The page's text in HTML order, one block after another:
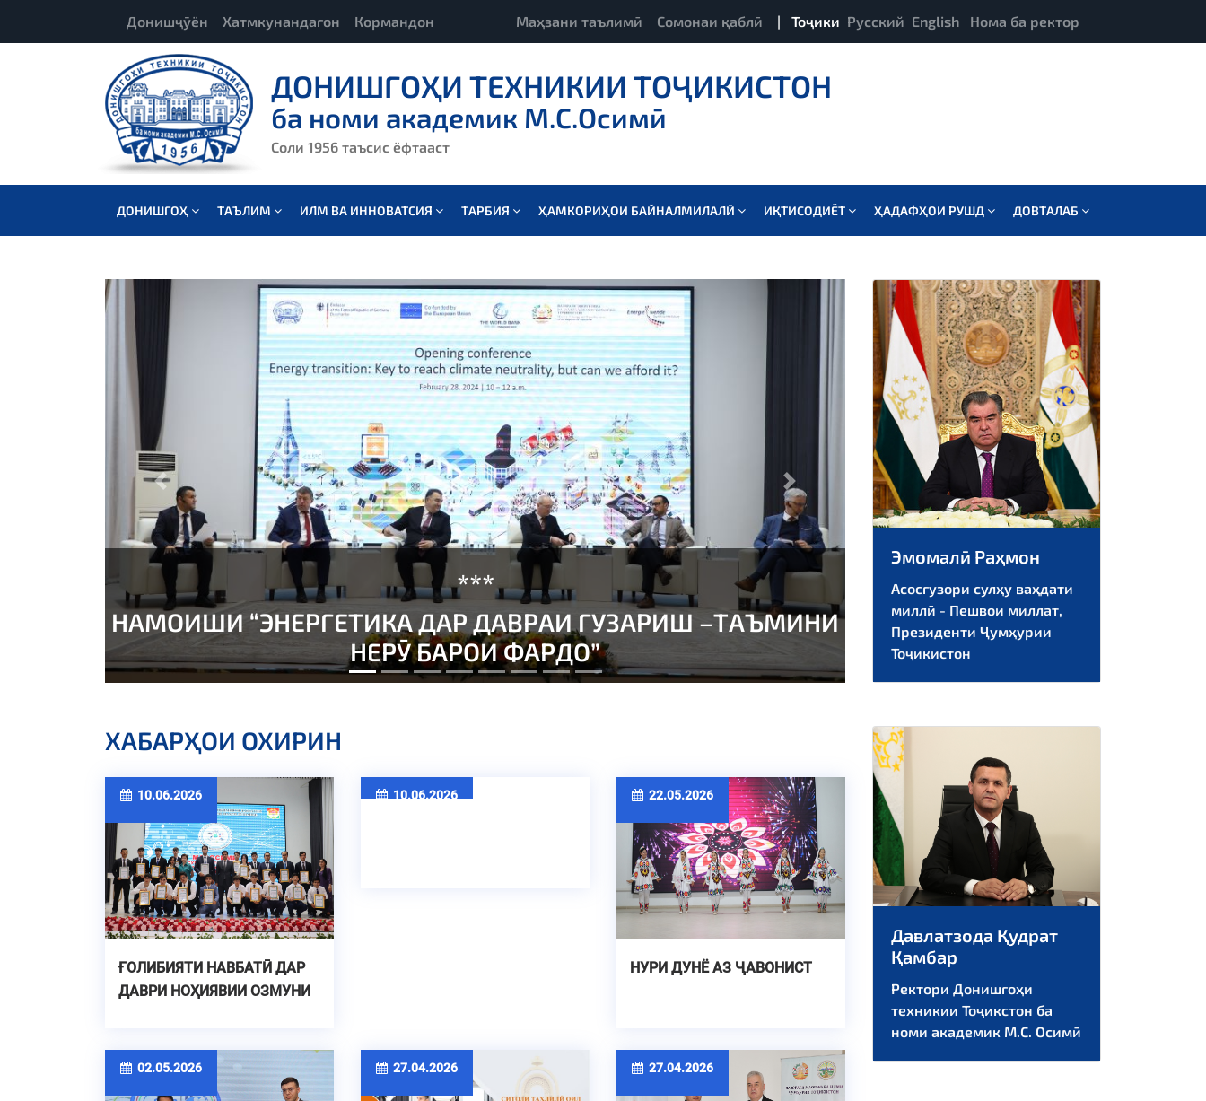
Донишҷӯён Хатмкунандагон Кормандон Маҳзани таълимӣ Сомонаи қаблӣ | Тоҷики Русский English Нома ба ректор
ДОНИШГОҲИ ТЕХНИКИИ ТОҶИКИСТОН
ба номи академик М.С.Осимӣ
Соли 1956 таъсис ёфтааст
ДОНИШГОҲ ТАЪЛИМ ИЛМ ВА ИННОВАТСИЯ ТАРБИЯ ҲАМКОРИҲОИ БАЙНАЛМИЛАЛӢ ИҚТИСОДИЁТ ҲАДАФҲОИ РУШД ДОВТАЛАБ
***
Озмоишгоҳи таълимӣ-истеҳсоли ба номи ал-Ҷазарӣ
Previous Next
ХАБАРҲОИ ОХИРИН
10.06.2026
ҒОЛИБИЯТИ НАВБАТӢ ДАР
ДАВРИ НОҲИЯВИИ ОЗМУНИ
10.06.2026 22.05.2026
НУРИ ДУНЁ АЗ ҶАВОНИСТ
02.05.2026 27.04.2026 27.04.2026
Эмомалӣ Раҳмон
Асосгузори сулҳу ваҳдати
миллӣ - Пешвои миллат,
Президенти Ҷумҳурии
Тоҷикистон
Давлатзода Қудрат
Қамбар
Ректори Донишгоҳи
техникии Тоҷикстон ба
номи академик М.С. Осимӣ